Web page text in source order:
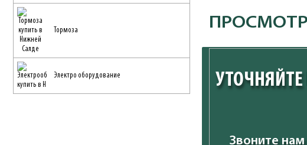
Тормоза
Электро оборудование
Звоните нам